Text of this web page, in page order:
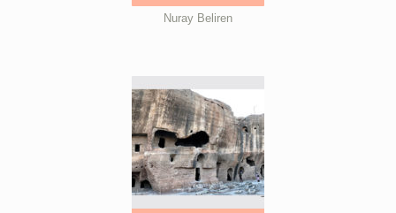
Nuray Beliren